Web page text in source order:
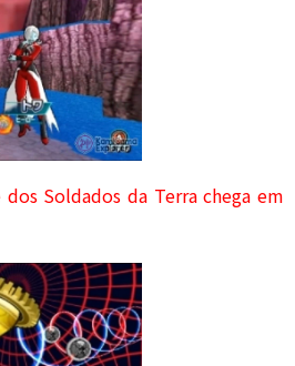
Soldados da Terra chega em